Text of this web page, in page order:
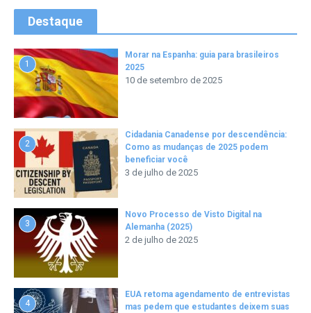
Destaque
1
Morar na Espanha: guia para brasileiros
2025
10 de setembro de 2025
2
Cidadania Canadense por descendência:
Como as mudanças de 2025 podem
beneficiar você
3 de julho de 2025
3
Novo Processo de Visto Digital na
Alemanha (2025)
2 de julho de 2025
4
EUA retoma agendamento de entrevistas
mas pedem que estudantes deixem suas